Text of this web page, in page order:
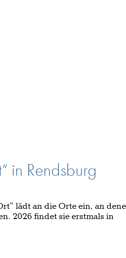
in Rendsburg
lädt an die Orte ein, an
2026 findet sie erstmals in